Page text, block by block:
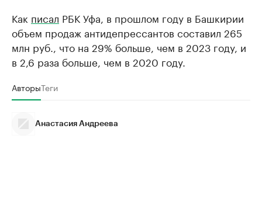
Как писал РБК Уфа, в прошлом году в Башкирии
объем продаж антидепрессантов составил 265
млн руб., что на 29% больше, чем в 2023 году, и
в 2,6 раза больше, чем в 2020 году.
АвторыТеги
Анастасия Андреева